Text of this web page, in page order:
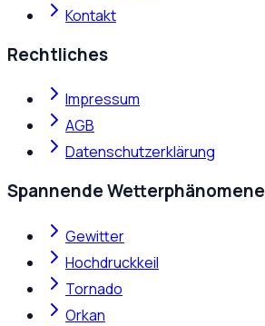
Kontakt
Rechtliches
Impressum
AGB
Datenschutzerklärung
Spannende Wetterphänomene
Gewitter
Hochdruckkeil
Tornado
Orkan